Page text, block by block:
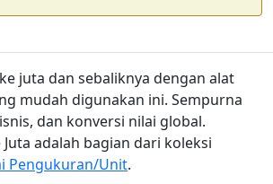
juta dan sebaliknya dengan alat
mudah digunakan ini. Sempurna
dan konversi nilai global.
adalah bagian dari koleksi
Pengukuran/Unit.